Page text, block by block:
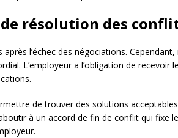
résolution des
l’échec des négociations.
L’employeur a l’obligation de recevoir
de trouver des solutions
à un accord de fin de conflit qui fixe